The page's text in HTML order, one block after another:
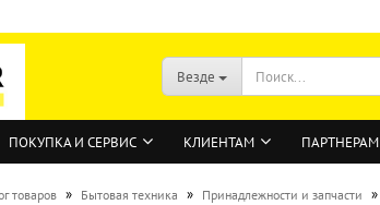
Везде
ПОКУПКА И СЕРВИС КЛИЕНТАМ ПАРТНЕРАМ
товаров » Бытовая техника » Принадлежности и запчасти »